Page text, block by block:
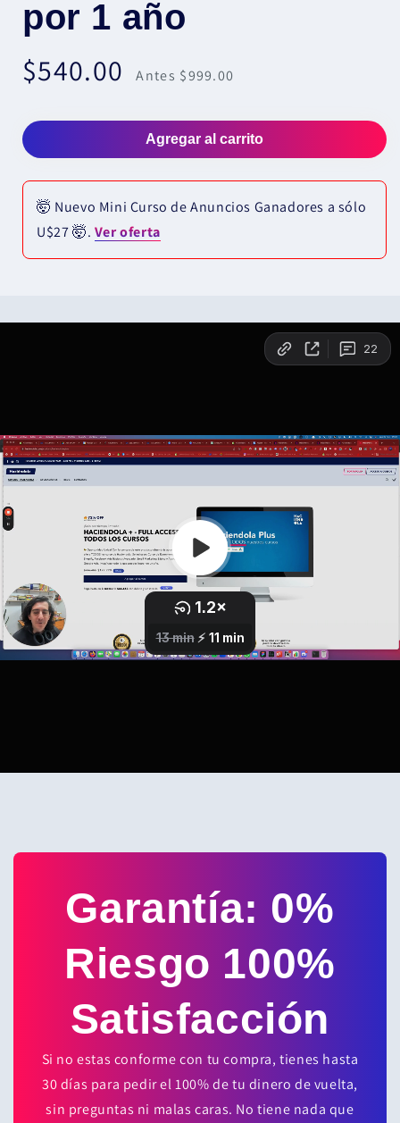
por 1 año
Precio
de
$540.00 Antes $999.00
Agregar al carrito
🤯 Nuevo Mini Curso de Anuncios Ganadores a sólo
U$27 🤯. Ver oferta
Garantía: 0%
Riesgo 100%
Satisfacción
Si no estas conforme con tu compra, tienes hasta
30 días para pedir el 100% de tu dinero de vuelta,
sin preguntas ni malas caras. No tiene nada que